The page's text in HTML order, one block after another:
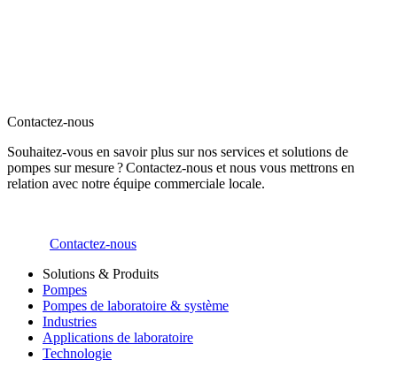
Contactez-nous
Souhaitez-vous en savoir plus sur nos services et solutions de
pompes sur mesure ? Contactez-nous et nous vous mettrons en
relation avec notre équipe commerciale locale.
Contactez-nous
Solutions & Produits
Pompes
Pompes de laboratoire & système
Industries
Applications de laboratoire
Technologie